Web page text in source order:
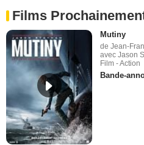
Films
Mutiny
de Jean-
avec Jason
Film - Action
Bande-